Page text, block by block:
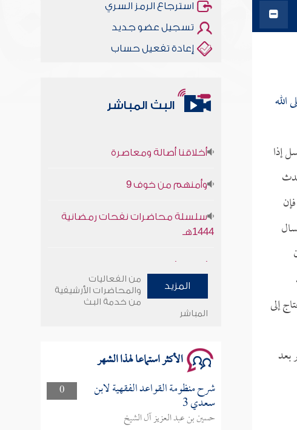
إذا
إلى
بعد
استرجاع الرمز السري
تسجيل عضو جديد
إعادة تفعيل حساب
البث المباشر
1444هـ
وأمنهم من خوف 9
سلسلة محاضرات نفحات رمضانية
المزيد
من الفعاليات
والمحاضرات الأرشيفية
من خدمة البث
المباشر
الأكثر استماعا لهذا الشهر
0 شرح منظومة القواعد الفقهية لابن
سعدي 3
حسين بن عبد العزيز آل الشيخ